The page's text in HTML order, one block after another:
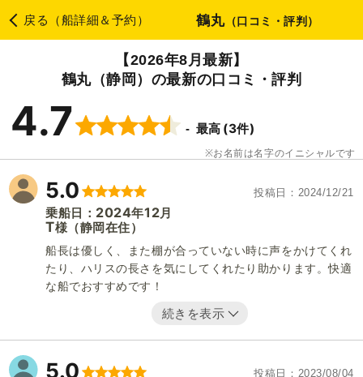
戻る（船詳細＆予約） 鶴丸（口コミ・評判）
【2026年8月最新】
鶴丸（静岡）の最新の口コミ・評判
4.7 最高 (3件)
お名前は名字のイニシャルです
5.0 投稿日 2024/12/21
乗船日： 2024年12月
T様 （静岡在住）
船長は優しく、また棚が合っていない時に声をかけてくれ
たり、ハリスの長さを気にしてくれたり助かります。快適
な船でおすすめです！
続きを表示
5.0 投稿日 2023/08/04